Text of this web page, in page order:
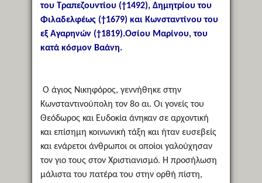
του Τραπεζουντίου (†1492), Δημητρίου του
Φιλαδελφέως (†1679) και Κωνσταντίνου του
εξ Αγαρηνών (†1819).Οσίου Μαρίνου, του
κατά κόσμον Βαάνη.
Ο άγιος Νικηφόρος, γεννήθηκε στην
Κωνσταντινούπολη τον 8ο αι. Οι γονείς του
Θεόδωρος και Ευδοκία άνηκαν σε αρχοντική
και επίσημη κοινωνική τάξη και ήταν ευσεβείς
και ενάρετοι άνθρωποι οι οποίοι γαλούχησαν
τον γιο τους στον Χριστιανισμό. Η προσήλωση
μάλιστα του πατέρα του στην ορθή πίστη,